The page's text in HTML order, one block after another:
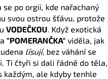
po orgii, kde nařachaný
svou ostrou šťávu, protože
VODEČKOU . Když exotická
"POMERANČKA"viděla, jak
lísují, bez váhání se
Ti čtyři si dali řádně do těla,
každým, ale kdyby tenhle